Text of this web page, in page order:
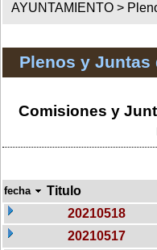
AYUNTAMIENTO >
Plenos y Juntas
Comisiones y
fecha Titulo
20210518
20210517